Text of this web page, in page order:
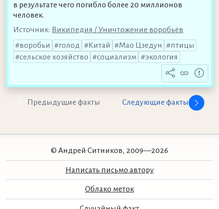
в результате чего погибло более 20 миллионов
человек.
Источник: Википедия / Уничтожение воробьёв
воробьи
голод Китай Мао Цзедун
птицы
сельское хозяйство
социализм экология
Предыдущие факты Следующие факты
© Андрей Ситников, 2009—2026
Написать письмо автору
Облако меток